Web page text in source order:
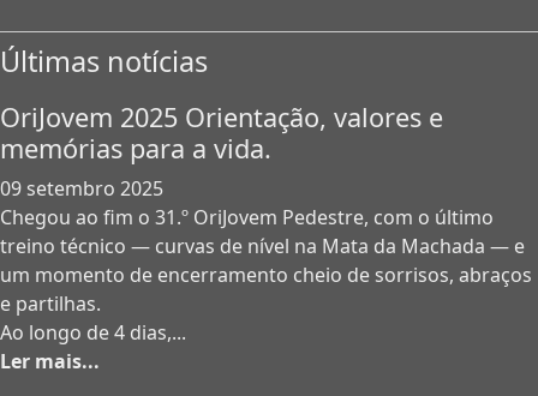
Últimas notícias
OriJovem 2025 Orientação, valores e
memórias para a vida.
09 setembro 2025
Chegou ao fim o 31.º OriJovem Pedestre, com o último
treino técnico — curvas de nível na Mata da Machada — e
um momento de encerramento cheio de sorrisos, abraços
e partilhas.
Ao longo de 4 dias,...
Ler mais...